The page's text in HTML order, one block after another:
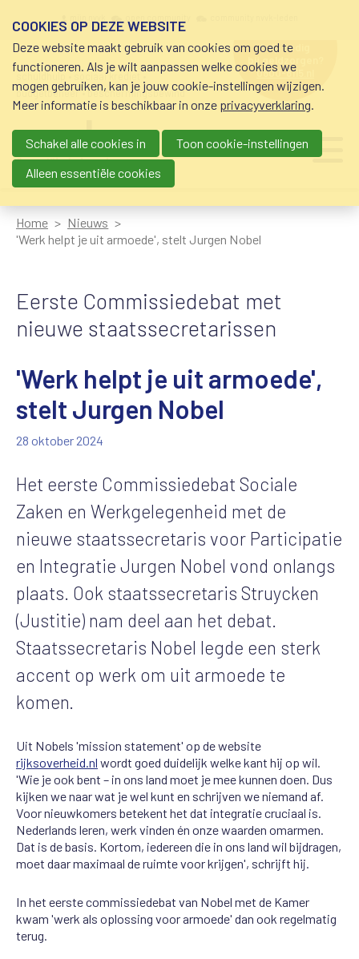
schuldhulp • sociaal krediet •
budgetbeheer • beschermingsbewind
hulp nodig
bij geldzorgen?
0800-8115.nl
Main navigation
Home
Nieuws
'Werk helpt je uit armoede', stelt Jurgen Nobel
Eerste Commissiedebat met
nieuwe staatssecretarissen
'Werk helpt je uit armoede',
stelt Jurgen Nobel
28 oktober 2024
Het eerste Commissiedebat Sociale
Zaken en Werkgelegenheid met de
nieuwe staatssecretaris voor Participatie
en Integratie Jurgen Nobel vond onlangs
plaats. Ook staatssecretaris Struycken
(Justitie) nam deel aan het debat.
Staatssecretaris Nobel legde een sterk
accent op werk om uit armoede te
komen.
Uit Nobels 'mission statement' op de website
rijksoverheid.nl wordt goed duidelijk welke kant hij op wil.
'Wie je ook bent – in ons land moet je mee kunnen doen. Dus
kijken we naar wat je wel kunt en schrijven we niemand af.
Voor nieuwkomers betekent het dat integratie cruciaal is.
Nederlands leren, werk vinden én onze waarden omarmen.
Dat is de basis. Kortom, iedereen die in ons land wil bijdragen,
moet daar maximaal de ruimte voor krijgen', schrijft hij.
In het eerste commissiedebat van Nobel met de Kamer
kwam 'werk als oplossing voor armoede' dan ook regelmatig
terug.
COOKIES OP DEZE WEBSITE
Deze website maakt gebruik van cookies om goed te
functioneren. Als je wilt aanpassen welke cookies we
mogen gebruiken, kan je jouw cookie-instellingen wijzigen.
Meer informatie is beschikbaar in onze privacyverklaring.
Schakel alle cookies in
Toon cookie-instellingen
Alleen essentiële cookies